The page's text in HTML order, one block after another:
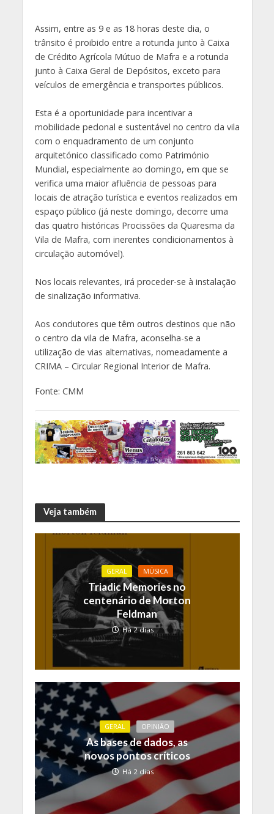
Assim, entre as 9 e as 18 horas deste dia, o
trânsito é proibido entre a rotunda junto à Caixa
de Crédito Agrícola Mútuo de Mafra e a rotunda
junto à Caixa Geral de Depósitos, exceto para
veículos de emergência e transportes públicos.
Esta é a oportunidade para incentivar a
mobilidade pedonal e sustentável no centro da vila
com o enquadramento de um conjunto
arquitetónico classificado como Património
Mundial, especialmente ao domingo, em que se
verifica uma maior afluência de pessoas para
locais de atração turística e eventos realizados em
espaço público (já neste domingo, decorre uma
das quatro históricas Procissões da Quaresma da
Vila de Mafra, com inerentes condicionamentos à
circulação automóvel).
Nos locais relevantes, irá proceder-se à instalação
de sinalização informativa.
Aos condutores que têm outros destinos que não
o centro da vila de Mafra, aconselha-se a
utilização de vias alternativas, nomeadamente a
CRIMA – Circular Regional Interior de Mafra.
Fonte: CMM
Veja também
GERAL MÚSICA
Triadic Memories no
centenário de Morton
Feldman
Há 2 dias
GERAL OPINIÃO
As bases de dados, as
novos pontos críticos
Há 2 dias